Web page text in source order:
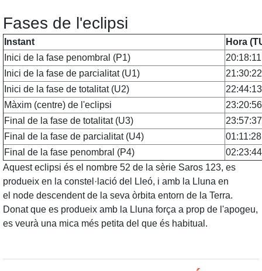
Fases de l'eclipsi
Instant
Hora
Inici de la fase penombral (P1)
20:18:11
Inici de la fase de parcialitat (U1)
21:30:22
Inici de la fase de totalitat (U2)
22:44:13
Màxim (centre) de l'eclipsi
23:20:56
Final de la fase de totalitat (U3)
23:57:37
Final de la fase de parcialitat (U4)
01:11:28
Final de la fase penombral (P4)
02:23:44
Aquest eclipsi és el nombre 52 de la sèrie Saros 123, es
produeix en la constel·lació del Lleó, i amb la Lluna en
el node descendent de la seva òrbita entorn de la Terra.
Donat que es produeix amb la Lluna força a prop de l'apogeu,
es veurà una mica més petita del que és habitual.